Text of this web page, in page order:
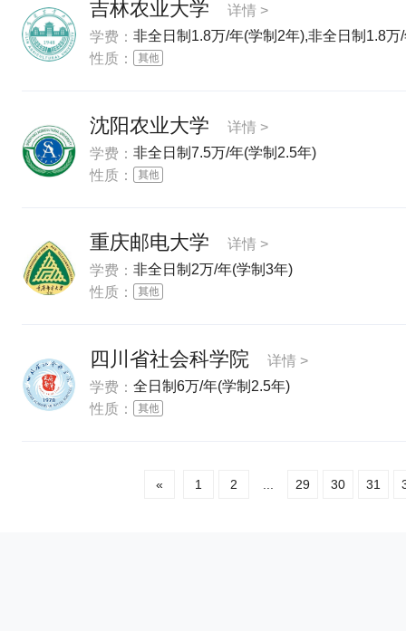
吉林农业大学
详情 >
学费： 非全日制1.8万/年(学制2年),非全日制1.8万
性质：
沈阳农业大学
详情 >
学费： 非全日制7.5万/年(学制2.5年)
性质：
重庆邮电大学
详情 >
学费： 非全日制2万/年(学制3年)
性质：
四川省社会科学院
详情 >
学费： 全日制6万/年(学制2.5年)
性质：
« 1 2 29 30 31